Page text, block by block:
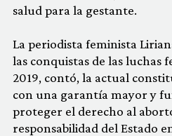
salud para la gestante.
La periodista feminista
las conquistas de las luchas
2019, contó, la actual
con una garantía mayor y
proteger el derecho al
responsabilidad del Estado